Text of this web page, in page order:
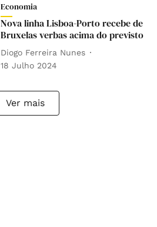
Economia
Nova linha Lisboa-Porto recebe de
Bruxelas verbas acima do previsto
Diogo Ferreira Nunes
18 Julho 2024
Ver mais